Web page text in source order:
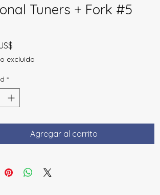
Tuners + Fork #5
excluido
*
Agregar al carrito